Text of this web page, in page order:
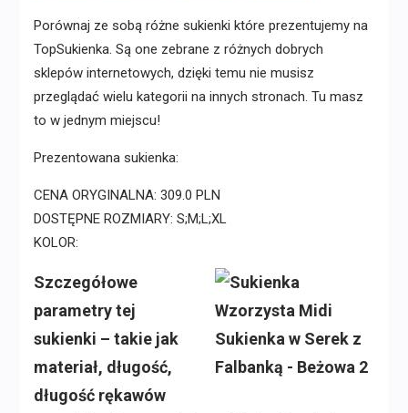
Porównaj ze sobą różne sukienki które prezentujemy na
TopSukienka. Są one zebrane z różnych dobrych
sklepów internetowych, dzięki temu nie musisz
przeglądać wielu kategorii na innych stronach. Tu masz
to w jednym miejscu!
Prezentowana sukienka:
CENA ORYGINALNA: 309.0 PLN
DOSTĘPNE ROZMIARY: S;M;L;XL
KOLOR:
Szczegółowe
parametry tej
sukienki – takie jak
materiał, długość,
długość rękawów